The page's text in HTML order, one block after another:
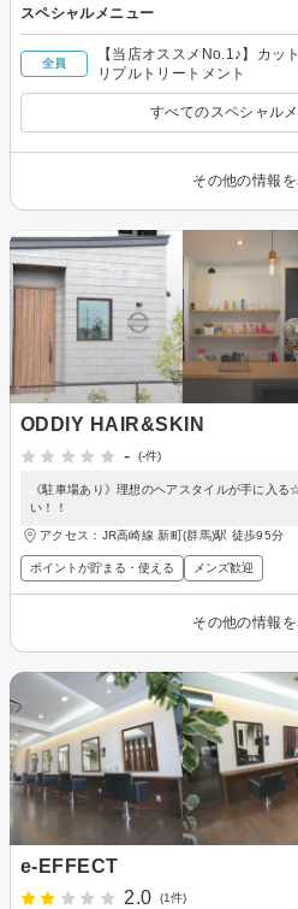
スペシャルメニュー
全員
【当店オススメNo.1♪】カッ
リプルトリートメント
すべてのスペシャル
その他の情報
ODDIY HAIR&SKIN
-
(-件)
《駐車場あり》理想のヘアスタイルが手に入
い！！
アクセス：JR高崎線 新町(群馬)駅 徒歩95分
ポイントが貯まる・使える メンズ歓迎
その他の情報
e-EFFECT
2.0
(1件)